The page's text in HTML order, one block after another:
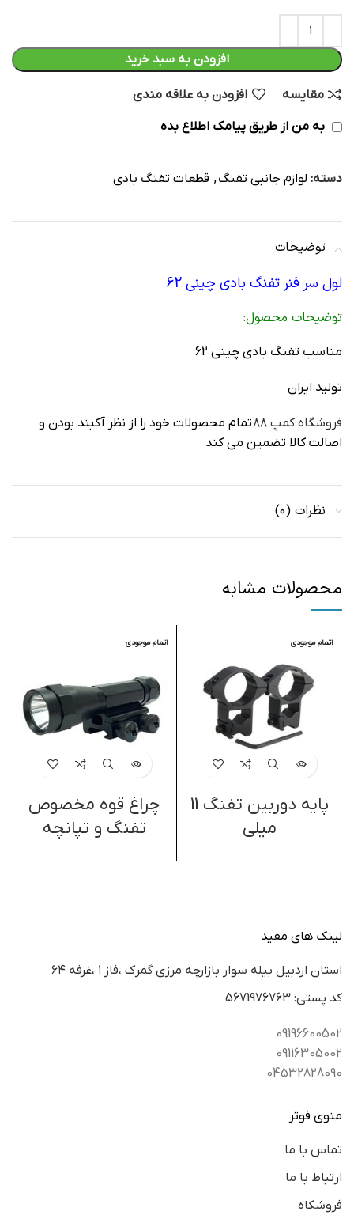
افزودن به سبد خرید
مقایسه افزودن به علاقه مندی
به من از طریق پیامک اطلاع بده
دسته: لوازم جانبی تفنگ, قطعات تفنگ بادی
توضیحات
لول سر فنر تفنگ بادی چینی 62
توضيحات محصول:
مناسب تفنگ بادی چینی 62
تولید ایران
فروشگاه کمپ ۸۸
تمام محصولات خود را از نظر آکبند بودن و
اصالت کالا تضمین می کند
نظرات (0)
محصولات مشابه
اتمام موجودی
پایه دوربین تفنگ 11
میلی
اتمام موجودی
چراغ قوه مخصوص
تفنگ و تپانچه
لینک های مفید
استان اردبيل بيله سوار بازارچه مرزي گمرك ،فاز ١ ،غرفه ٦٤
كد پستي: 5671976763
09196600502
09116305002
04532828090
منوی فوتر
تماس با ما
ارتباط با ما
فروشکاه